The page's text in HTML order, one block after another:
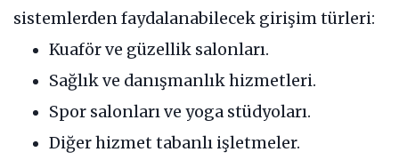
sistemlerden faydalanabilecek girişim türleri:
Kuaför ve güzellik salonları.
Sağlık ve danışmanlık hizmetleri.
Spor salonları ve yoga stüdyoları.
Diğer hizmet tabanlı işletmeler.